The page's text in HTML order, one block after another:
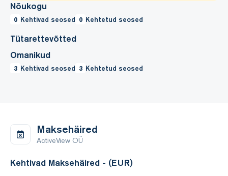
Nõukogu
0 Kehtivad seosed 0 Kehtetud seosed
Tütarettevõtted
Omanikud
3 Kehtivad seosed 3 Kehtetud seosed
Maksehäired
ActiveView OÜ
Kehtivad Maksehäired - (EUR)